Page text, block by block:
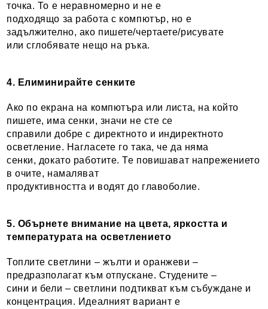
точка. То е неравномерно и не е
подходящо за работа с компютър, но е
задължително, ако пишете/чертаете/рисувате
или сглобявате нещо на ръка.
4. Елиминирайте сенките
Ако по екрана на компютъра или листа, на който
пишете, има сенки, значи не сте се
справили добре с директното и индиректното
осветление. Нагласете го така, че да няма
сенки, докато работите. Те повишават напрежението
в очите, намаляват
продуктивността и водят до главоболие.
5. Обърнете внимание на цвета, яркостта и
температурата на осветлението
Топлите светлини – жълти и оранжеви –
предразполагат към отпускане. Студените –
сини и бели – светлини подтикват към събуждане и
концентрация. Идеалният вариант е